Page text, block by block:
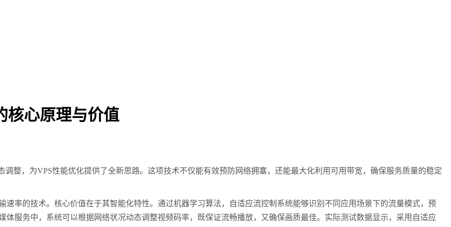
核心原理与价值
调整，为VPS性能优化提供了全新思路。这项技术不仅能有效预防网络拥塞，还能最大化利用可用带宽，确保服务质量的稳定
速率的技术。核心价值在于其智能化特性。通过机器学习算法，自适应流控制系统能够识别不同应用场景下的流量模式，预
服务中，系统可以根据网络状况动态调整视频码率，既保证流畅播放，又确保画质最佳。实际测试数据显示，采用自适应